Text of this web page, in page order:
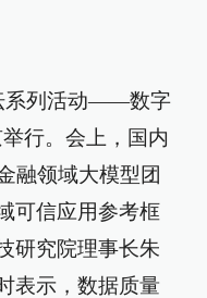
列活动——数字
行。会上，国内
融领域大模型团
可信应用参考框
研究院理事长朱
表示，数据质量